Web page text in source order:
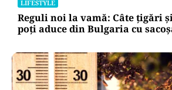
LIFESTYLE
Reguli noi la vamă: Câte țigări
poți aduce din Bulgaria cu